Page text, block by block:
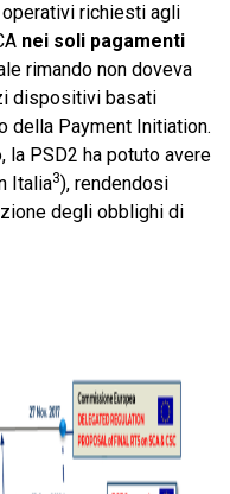
richiesti agli
nei soli pagamenti
rimando non doveva
dispositivi basati
della Payment Initiation.
la PSD2 ha potuto avere
Italia3), rendendosi
degli obblighi di